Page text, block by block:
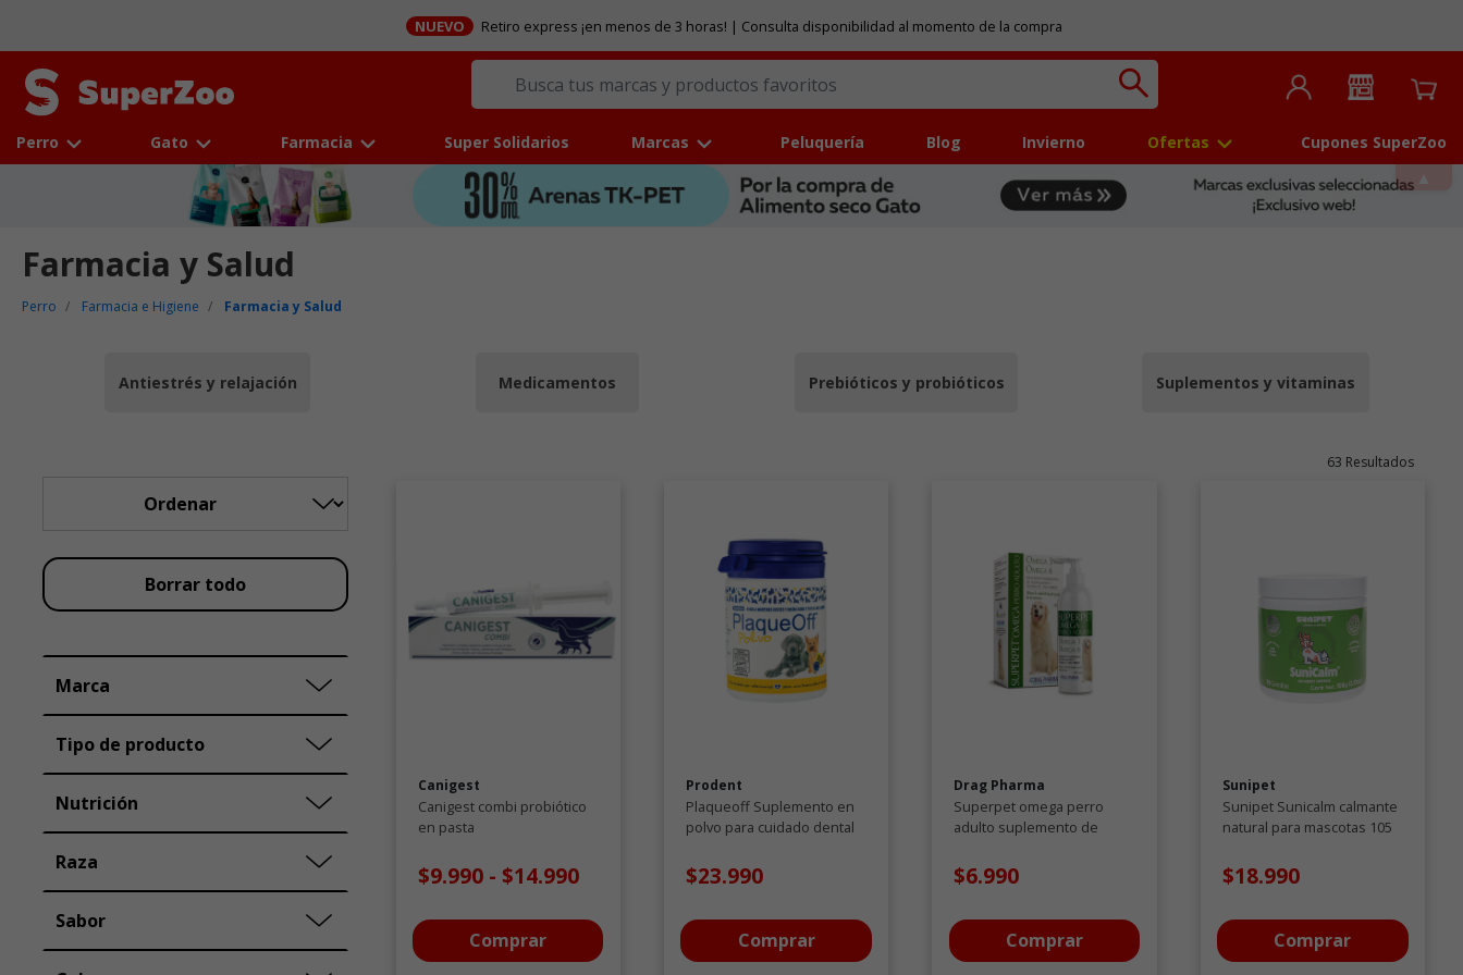
NUEVO Retiro express ¡en menos de 3 horas! | Consulta disponibilidad al momento de la compra
Perro Gato Farmacia Super Solidarios Marcas Peluquería Blog Invierno Ofertas Cupones SuperZoo
Farmacia y Salud
Perro Farmacia e Higiene Farmacia y Salud
Antiestrés y relajación Medicamentos Prebióticos y probióticos Suplementos y vitaminas
63 Resultados
Borrar todo
Marca
Tipo de producto
Nutrición
Raza
Sabor
Canigest
Canigest combi probiótico
en pasta
$9.990 - $14.990
Comprar
Prodent
Plaqueoff Suplemento en
polvo para cuidado dental
$23.990
Comprar
Drag Pharma
Superpet omega perro
adulto suplemento de
125ML
$6.990
Comprar
Sunipet
Sunipet Sunicalm calmante
natural para mascotas 105
$18.990
Comprar